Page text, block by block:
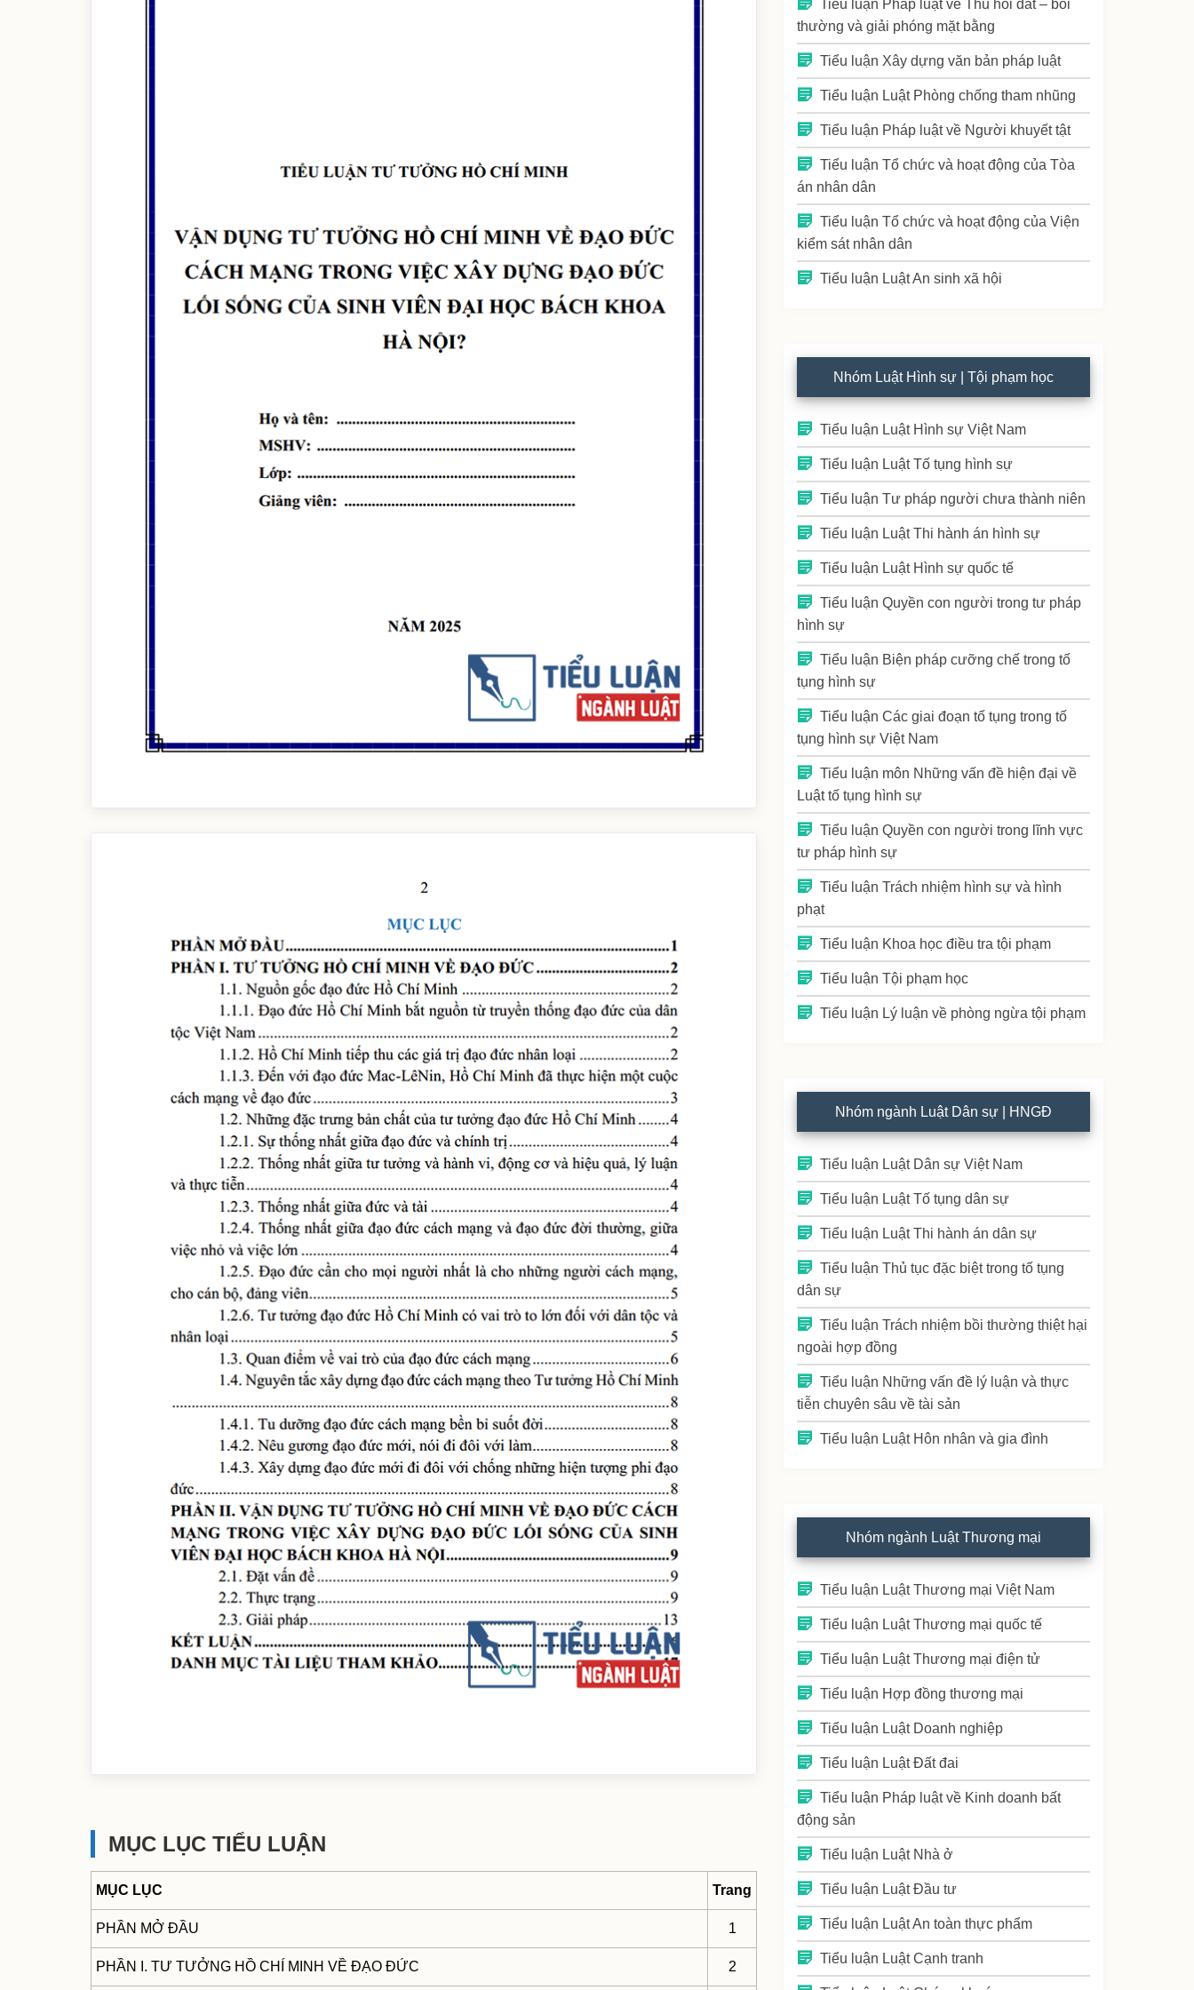
MỤC LỤC TIỂU LUẬN
MỤC LỤC Trang
PHẦN MỞ ĐẦU 1
PHẦN I. TƯ TƯỞNG HỒ CHÍ MINH VỀ ĐẠO ĐỨC 2
Tiểu luận Pháp luật về Thu hồi đất – bồi
thường và giải phóng mặt bằng
Tiểu luận Xây dựng văn bản pháp luật
Tiểu luận Luật Phòng chống tham nhũng
Tiểu luận Pháp luật về Người khuyết tật
Tiểu luận Tổ chức và hoạt động của Tòa
án nhân dân
Tiểu luận Tổ chức và hoạt động của Viện
kiểm sát nhân dân
Tiểu luận Luật An sinh xã hội
Nhóm Luật Hình sự | Tội phạm học
Tiểu luận Luật Hình sự Việt Nam
Tiểu luận Luật Tố tụng hình sự
Tiểu luận Tư pháp người chưa thành niên
Tiểu luận Luật Thi hành án hình sự
Tiểu luận Luật Hình sự quốc tế
Tiểu luận Quyền con người trong tư pháp
hình sự
Tiểu luận Biện pháp cưỡng chế trong tố
tụng hình sự
Tiểu luận Các giai đoạn tố tụng trong tố
tụng hình sự Việt Nam
Tiểu luận môn Những vấn đề hiện đại về
Luật tố tụng hình sự
Tiểu luận Quyền con người trong lĩnh vực
tư pháp hình sự
Tiểu luận Trách nhiệm hình sự và hình
phạt
Tiểu luận Khoa học điều tra tội phạm
Tiểu luận Tội phạm học
Tiểu luận Lý luận về phòng ngừa tội phạm
Nhóm ngành Luật Dân sự | HNGĐ
Tiểu luận Luật Dân sự Việt Nam
Tiểu luận Luật Tố tụng dân sự
Tiểu luận Luật Thi hành án dân sự
Tiểu luận Thủ tục đặc biệt trong tố tụng
dân sự
Tiểu luận Trách nhiệm bồi thường thiệt hại
ngoài hợp đồng
Tiểu luận Những vấn đề lý luận và thực
tiễn chuyên sâu về tài sản
Tiểu luận Luật Hôn nhân và gia đình
Nhóm ngành Luật Thương mại
Tiểu luận Luật Thương mại Việt Nam
Tiểu luận Luật Thương mại quốc tế
Tiểu luận Luật Thương mại điện tử
Tiểu luận Hợp đồng thương mại
Tiểu luận Luật Doanh nghiệp
Tiểu luận Luật Đất đai
Tiểu luận Pháp luật về Kinh doanh bất
động sản
Tiểu luận Luật Nhà ở
Tiểu luận Luật Đầu tư
Tiểu luận Luật An toàn thực phẩm
Tiểu luận Luật Cạnh tranh